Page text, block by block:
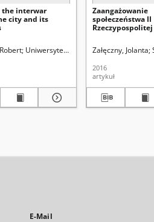
(Lublin). Instytut Historii
Uniwersytet Marii Curie-Skłodowskiej (Lublin).
interwar
city and its
Uniwersytet Marii Curie-Skłodowskiej
Zaangażowanie
społeczeństwa II
Załęczny, Jolanta
2016
artykuł
E-Mail